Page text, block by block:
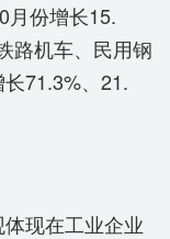
月份增长15.
路机车、民用钢
71.3%、21.
现在工业企业